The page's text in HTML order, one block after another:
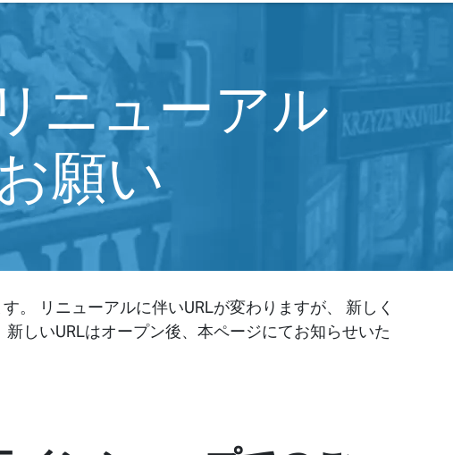
ニューアル
願い
リニューアルに伴いURLが変わりますが、 新しく
しいURLはオープン後、本ページにてお知らせいた